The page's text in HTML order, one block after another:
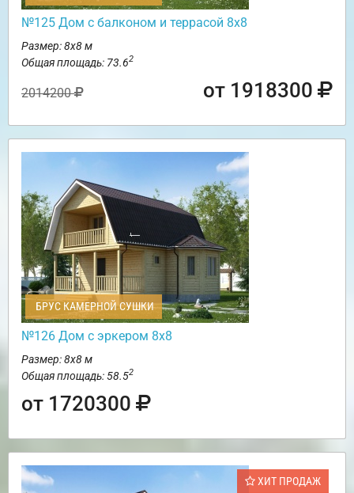
№125 Дом с балконом и террасой 8х8
Размер: 8х8 м
Общая площадь: 73.62
2014200 от 1918300
БРУС КАМЕРНОЙ СУШКИ
№126 Дом с эркером 8х8
Размер: 8х8 м
Общая площадь: 58.52
от 1720300
ХИТ ПРОДАЖ